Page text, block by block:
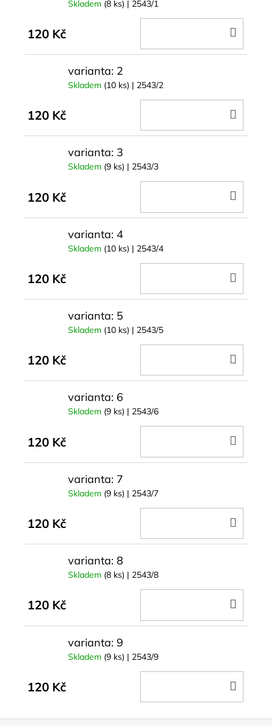
Skladem (8 ks) | 2543/1
120 Kč
varianta: 2
Skladem (10 ks) | 2543/2
120 Kč
varianta: 3
Skladem (9 ks) | 2543/3
120 Kč
varianta: 4
Skladem (10 ks) | 2543/4
120 Kč
varianta: 5
Skladem (10 ks) | 2543/5
120 Kč
varianta: 6
Skladem (9 ks) | 2543/6
120 Kč
varianta: 7
Skladem (9 ks) | 2543/7
120 Kč
varianta: 8
Skladem (8 ks) | 2543/8
120 Kč
varianta: 9
Skladem (9 ks) | 2543/9
120 Kč